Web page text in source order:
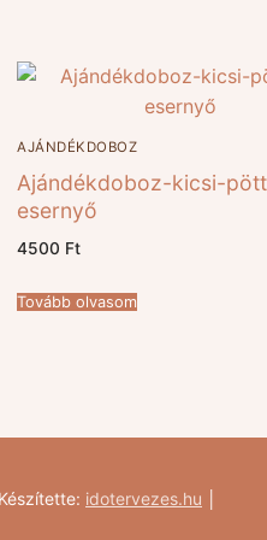
AJÁNDÉKDOBOZ
Ajándékdoboz-kicsi-
esernyő
4500 Ft
Tovább olvasom
idotervezes.hu